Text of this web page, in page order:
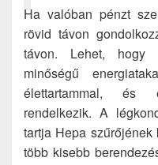
Ha valóban pénzt
rövid távon
távon. Lehet, hogy
minőségű
élettartammal, és
rendelkezik. A
tartja Hepa
több kisebb